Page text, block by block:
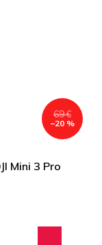
69 €
–20 %
Mini 3 Pro